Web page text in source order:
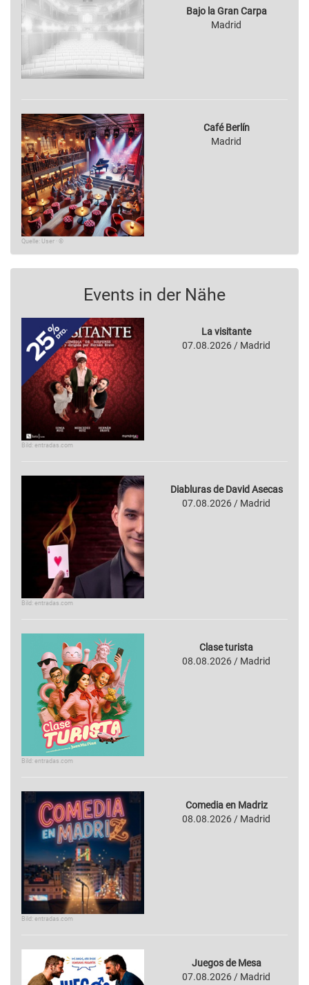
Bajo la Gran Carpa
Madrid
Quelle: User · ©
Café Berlín
Madrid
Events in der Nähe
Bild: entradas.com
La visitante
07.08.2026 / Madrid
Bild: entradas.com
Diabluras de David Asecas
07.08.2026 / Madrid
Bild: entradas.com
Clase turista
08.08.2026 / Madrid
Bild: entradas.com
Comedia en Madriz
08.08.2026 / Madrid
Juegos de Mesa
07.08.2026 / Madrid